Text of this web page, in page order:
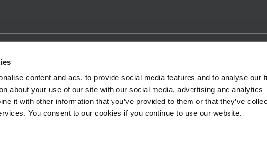
content and ads, to provide social media features and to analyse our
about your use of our site with our social media, advertising and analytics
it with other information that you’ve provided to them or that they’ve
You consent to our cookies if you continue to use our website.